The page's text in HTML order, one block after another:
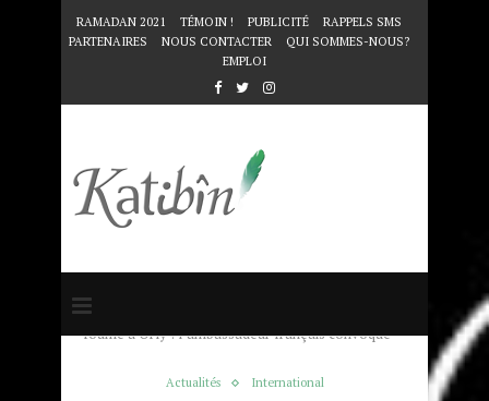
RAMADAN 2021 TÉMOIN ! PUBLICITÉ
RAPPELS SMS
PARTENAIRES
NOUS CONTACTER
QUI SOMMES-NOUS?
EMPLOI
Accueil
fouillé à Orly : l’ambassadeur français convoqué
Actualités International